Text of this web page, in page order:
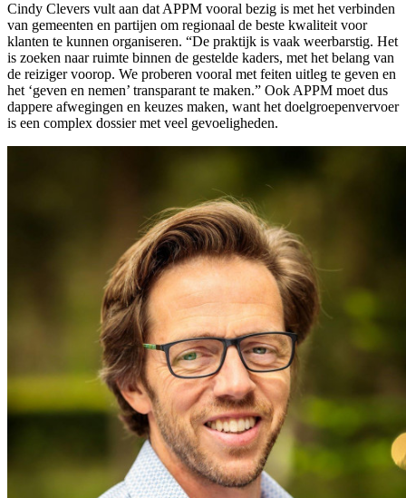
Cindy Clevers vult aan dat APPM vooral bezig is met het verbinden
van gemeenten en partijen om regionaal de beste kwaliteit voor
klanten te kunnen organiseren. “De praktijk is vaak weerbarstig. Het
is zoeken naar ruimte binnen de gestelde kaders, met het belang van
de reiziger voorop. We proberen vooral met feiten uitleg te geven en
het ‘geven en nemen’ transparant te maken.” Ook APPM moet dus
dappere afwegingen en keuzes maken, want het doelgroepenvervoer
is een complex dossier met veel gevoeligheden.